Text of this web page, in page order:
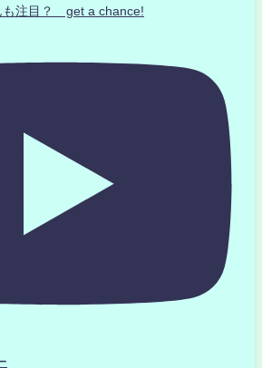
も注目？ get a chance!